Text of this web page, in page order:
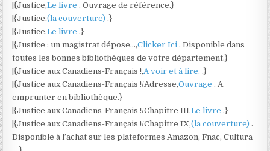
|{Justice,Le livre. Ouvrage de référence.}
|{Justice,(la couverture).}
|{Justice,Le livre.}
|{Justice : un magistrat dépose…,Clicker Ici. Disponible dans
toutes les bonnes bibliothèques de votre département.}
|{Justice aux Canadiens-Français !,A voir et à lire..}
|{Justice aux Canadiens-Français !/Adresse,Ouvrage. A
emprunter en bibliothèque.}
|{Justice aux Canadiens-Français !/Chapitre III,Le livre.}
|{Justice aux Canadiens-Français !/Chapitre IX,(la couverture).
Disponible à l’achat sur les plateformes Amazon, Fnac, Cultura